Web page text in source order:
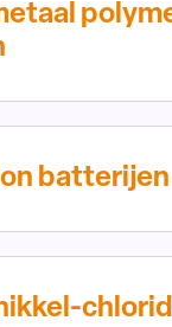
batterijen